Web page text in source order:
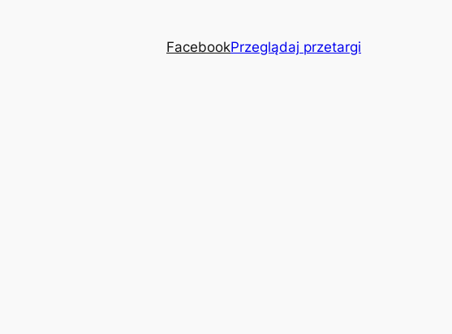
FacebookPrzeglądaj przetargi